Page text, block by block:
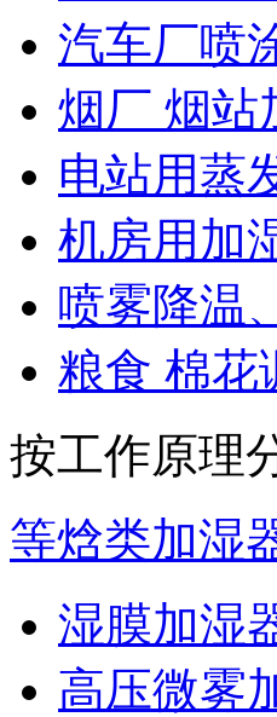
汽车厂喷
烟厂 烟站
电站用蒸
机房用加
喷雾降温
粮食 棉花
按工作原理
等焓类加湿
湿膜加湿
高压微雾